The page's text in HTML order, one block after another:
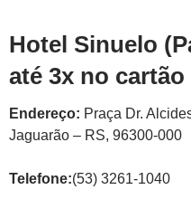
Hotel Sinuelo
até 3x no
Endereço: Praça Dr.
Jaguarão – RS, 96300-000
Telefone:(53) 3261-1040